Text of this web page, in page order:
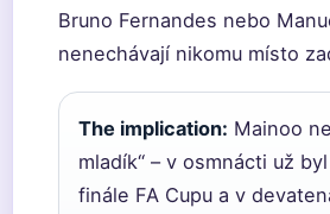
Bruno Fernandes nebo
nenechávají nikomu místo
The implication: Mainoo
mladík“ – v osmnácti už
finále FA Cupu a v